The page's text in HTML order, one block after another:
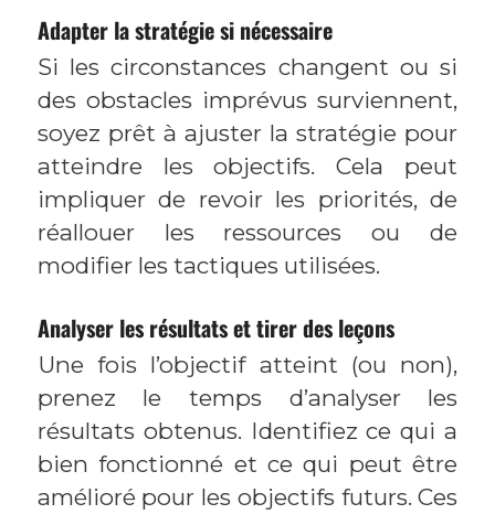
Adapter la stratégie si nécessaire
Si les circonstances changent ou si
des obstacles imprévus surviennent,
soyez prêt à ajuster la stratégie pour
atteindre les objectifs. Cela peut
impliquer de revoir les priorités, de
réallouer les ressources ou de
modifier les tactiques utilisées.
Analyser les résultats et tirer des leçons
Une fois l’objectif atteint (ou non),
prenez le temps d’analyser les
résultats obtenus. Identifiez ce qui a
bien fonctionné et ce qui peut être
amélioré pour les objectifs futurs. Ces